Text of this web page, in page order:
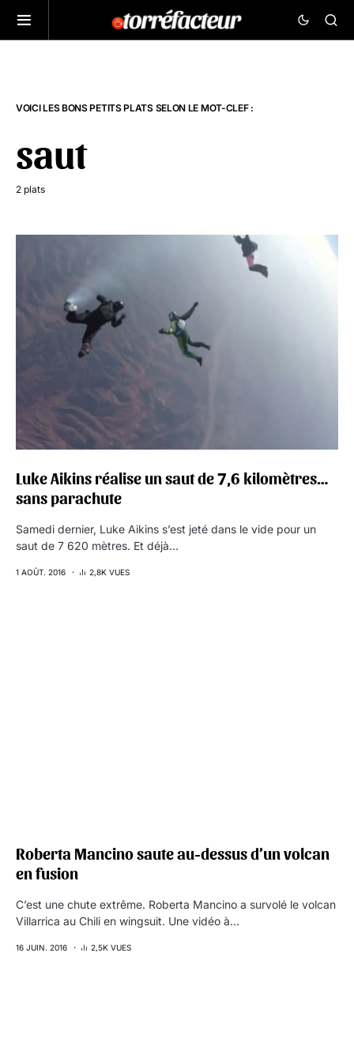
VOICI LES BONS PETITS PLATS SELON LE MOT-CLEF :
saut
2 plats
Luke Aikins réalise un saut de 7,6 kilomètres…
sans parachute
Samedi dernier, Luke Aikins s’est jeté dans le vide pour un
saut de 7 620 mètres. Et déjà…
1 AOÛT. 2016 2,8K VUES
Roberta Mancino saute au-dessus d’un volcan
en fusion
C’est une chute extrême. Roberta Mancino a survolé le volcan
Villarrica au Chili en wingsuit. Une vidéo à…
16 JUIN. 2016 2,5K VUES